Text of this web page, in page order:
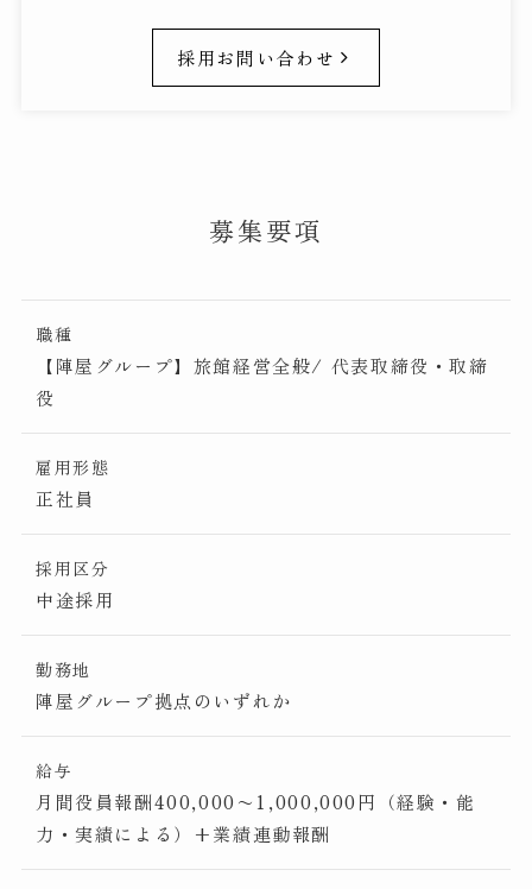
採用お問い合わせ
募集要項
職種
【陣屋グループ】旅館経営全般/ 代表取締役・取締
役
雇用形態
正社員
採用区分
中途採用
勤務地
陣屋グループ拠点のいずれか
給与
月間役員報酬400,000〜1,000,000円（経験・能
力・実績による）+業績連動報酬